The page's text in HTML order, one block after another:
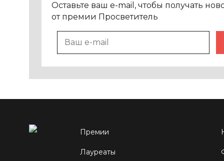
Оставьте ваш e-mail, чтобы получать
от премии Просветитель
Премии
Лауреаты